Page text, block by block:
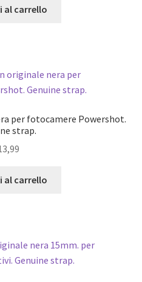
al carrello
per fotocamere Powershot.
strap.
al carrello